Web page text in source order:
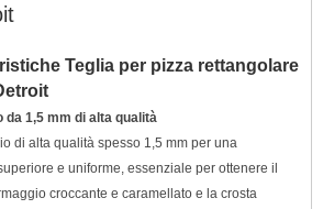
Teglia per pizza rettangolare
1,5 mm di alta qualità
di alta qualità spesso 1,5 mm per una
e uniforme, essenziale per ottenere il
croccante e caramellato e la crosta